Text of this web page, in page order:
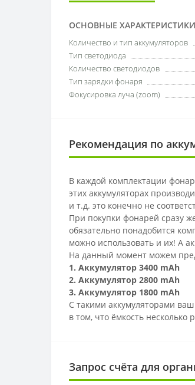
ОСНОВНЫЕ
Количество и тип аккумуляторов
Тип светодиода
Количество светодиодов
Тип зарядки фонаря
Фокусировка луча (zoom)
Рекомендация по
В каждой комплектации
этих аккумуляторах
и т.д. это конечно не
При покупки фонарей сразу
обязательно понадобится
можно использовать и их! А
На данный момент можем
1. Аккумулятор 3400 mAh
2. Аккумулятор 2800 mAh
3. Аккумулятор 1800 mAh
С такими аккумуляторами
в том, что ёмкость
Запрос счёта для